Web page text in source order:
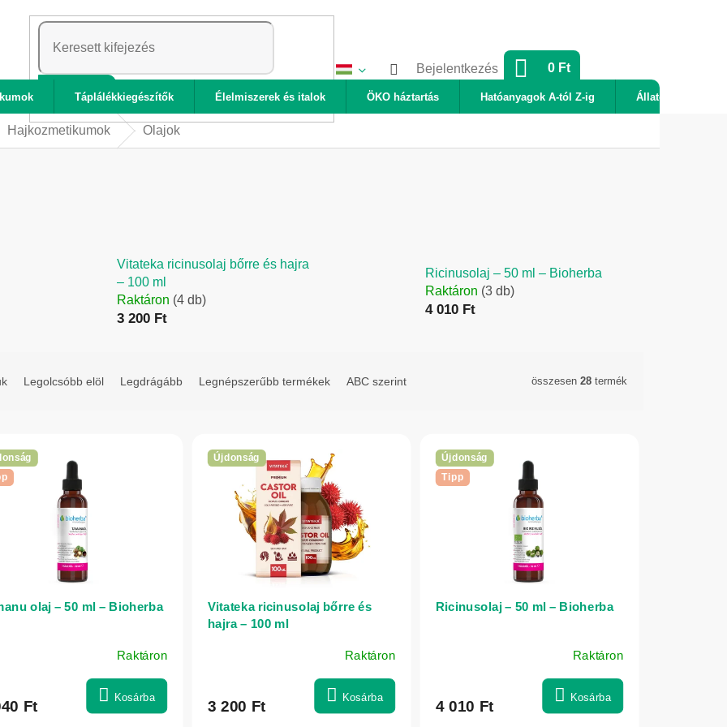
KERESÉS
Bejelentkezés KOSÁR
0 Ft
Táplálékkiegészítők Élelmiszerek és italok ÖKO háztartás Hatóanyagok A-tól Z-ig Állatok
Hajkozmetikumok Olajok
Vitateka ricinusolaj bőrre és hajra
– 100 ml
Raktáron (4 db)
3 200 Ft
Ricinusolaj – 50 ml – Bioherba
Raktáron (3 db)
4 010 Ft
Legolcsóbb elöl Legdrágább Legnépszerűbb termékek ABC szerint összesen 28 termék
olaj – 50 ml – Bioherba
Raktáron
Ft Kosárba
Újdonság
Vitateka ricinusolaj bőrre és
hajra – 100 ml
Raktáron
3 200 Ft Kosárba
Újdonság
Tipp
Ricinusolaj – 50 ml – Bioherba
Raktáron
4 010 Ft Kosárba